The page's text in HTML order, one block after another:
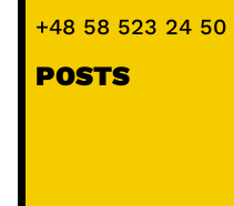
+48 58 523 24 50
POSTS